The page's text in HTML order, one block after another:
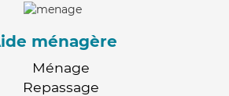
ménagère
Ménage
Repassage